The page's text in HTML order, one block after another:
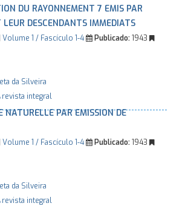
DU RAYONNEMENT 7 EMIS PAR
DESCENDANTS IMMEDIATS
Volume 1 / Fascículo 1-4 Publicado:1943
da Silveira
revista integral
PAR EMISSION DE
Volume 1 / Fascículo 1-4 Publicado:1943
da Silveira
revista integral